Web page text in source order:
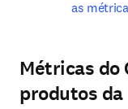
as
Métricas do
produtos